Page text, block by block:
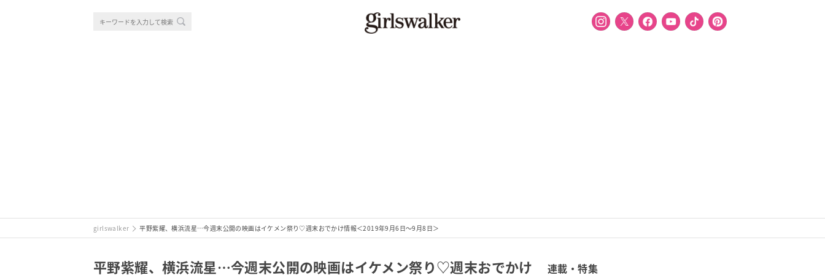
girlswalker 平野紫耀、横浜流星…今週末公開の映画はイケメン祭り♡週末おでかけ情報＜2019年9月6日～9月8日＞
平野紫耀、横浜流星…今週末公開の映画はイケメン祭り♡週末おでかけ 連載・特集